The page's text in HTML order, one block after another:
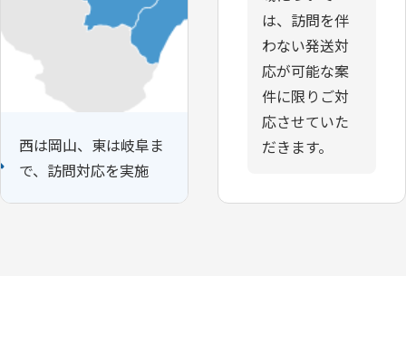
西は岡山、東は岐阜ま
で、訪問対応を実施
は、訪問を伴
わない発送対
応が可能な案
件に限りご対
応させていた
だきます。